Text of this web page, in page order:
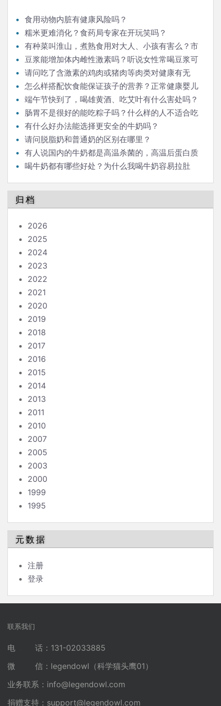
食用动物内脏有健康风险吗？
糯米更难消化？食药局专家在开玩笑吗？
有种菜叫淮山，煮熟食用对大人、小孩有害么？市
场上有冒充淮山的，那是什么，对人有害么？
豆浆能增加体内雌性激素吗？听说女性常喝豆浆可
以补充雌激素，那男性是否适合经常喝豆浆呢？
请问吃了含激素的鸡肉或猪肉等肉类对健康有无
害？蔬菜或水果呢，比如媒体经常报导的毒豆芽？
怎么样搭配饮食能保证孩子的营养？正常健康婴儿
辅食，一定需要用配方米粉吗？自制米糊米粉再加蔬菜
肉泥是否也可以？
端午节快到了，喝雄黄酒、吃艾叶有什么害处吗？
每年端午，我们家都会点艾草熏屋子，这个对身体有害
吗？我们家有小孩。
肠胃不是很好的能吃粽子吗？什么样的人不适合吃
粽子？我喜欢吃冷粽子，但别人说冷粽子吃了会消化不
了，真的是这样吗？粽子可以放冰箱冷藏室吗？我看有
些朋友家端午节期间一时吃不了的粽子会用一盆冷水泡
着，一泡就是两三天，吃的时候直接拿出来吃，这种方
有什么好办法能选择更安全的牛奶吗？
请问脱脂奶和普通奶的区别在哪里？
有人说国内的牛奶都是高温杀菌的，高温后蛋白质
都变性了，失去了营养价值，是这样吗？
喝牛奶都有哪些好处？为什么我喝牛奶容易拉肚
归档
2026
2025
2024
2023
2022
2021
2020
2019
2018
2017
2016
2015
2014
2013
2011
2010
2007
2005
2003
2000
1999
1995
元数据
注册
登录
联系我们
电 话：131-02033885
微 信：legendowl（科学猫头鹰01）
业务联系： info@legendowl.com
捐赠支持： support@legendowl.com